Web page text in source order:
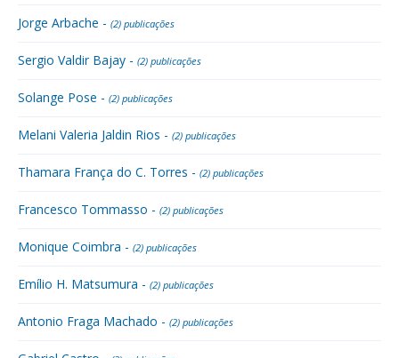
Jorge Arbache - (2) publicações
Sergio Valdir Bajay - (2) publicações
Solange Pose - (2) publicações
Melani Valeria Jaldin Rios - (2) publicações
Thamara França do C. Torres - (2) publicações
Francesco Tommasso - (2) publicações
Monique Coimbra - (2) publicações
Emílio H. Matsumura - (2) publicações
Antonio Fraga Machado - (2) publicações